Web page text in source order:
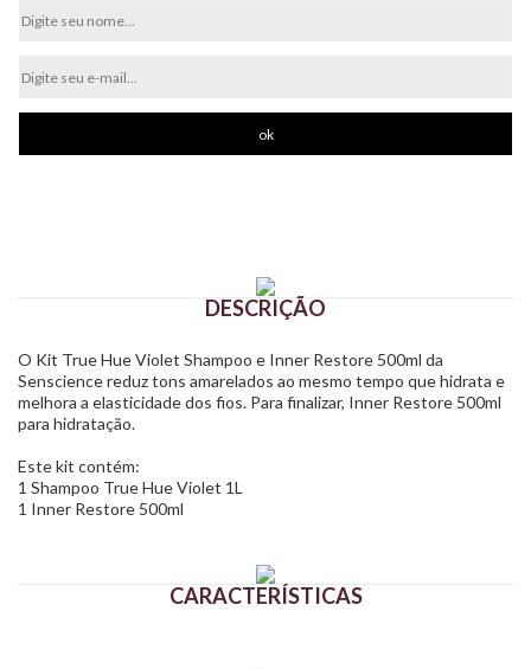
DESCRIÇÃO
O Kit True Hue Violet Shampoo e Inner Restore 500ml da
Senscience reduz tons amarelados ao mesmo tempo que hidrata e
melhora a elasticidade dos fios. Para finalizar, Inner Restore 500ml
para hidratação.
Este kit contém:
1 Shampoo True Hue Violet 1L
1 Inner Restore 500ml
CARACTERÍSTICAS